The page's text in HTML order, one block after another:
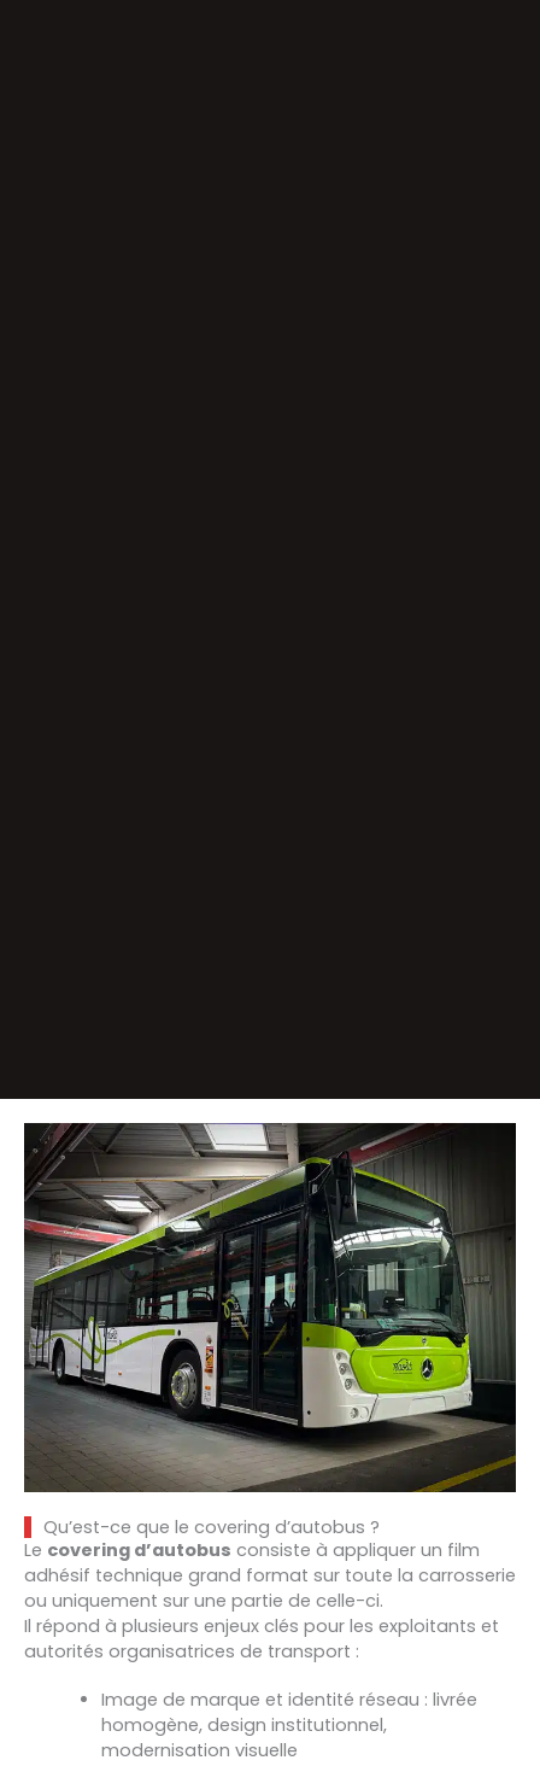
Qu’est-ce que le covering d’autobus ?
Le covering d’autobus consiste à appliquer un film
adhésif technique grand format sur toute la carrosserie
ou uniquement sur une partie de celle-ci.
Il répond à plusieurs enjeux clés pour les exploitants et
autorités organisatrices de transport :
Image de marque et identité réseau : livrée
homogène, design institutionnel,
modernisation visuelle